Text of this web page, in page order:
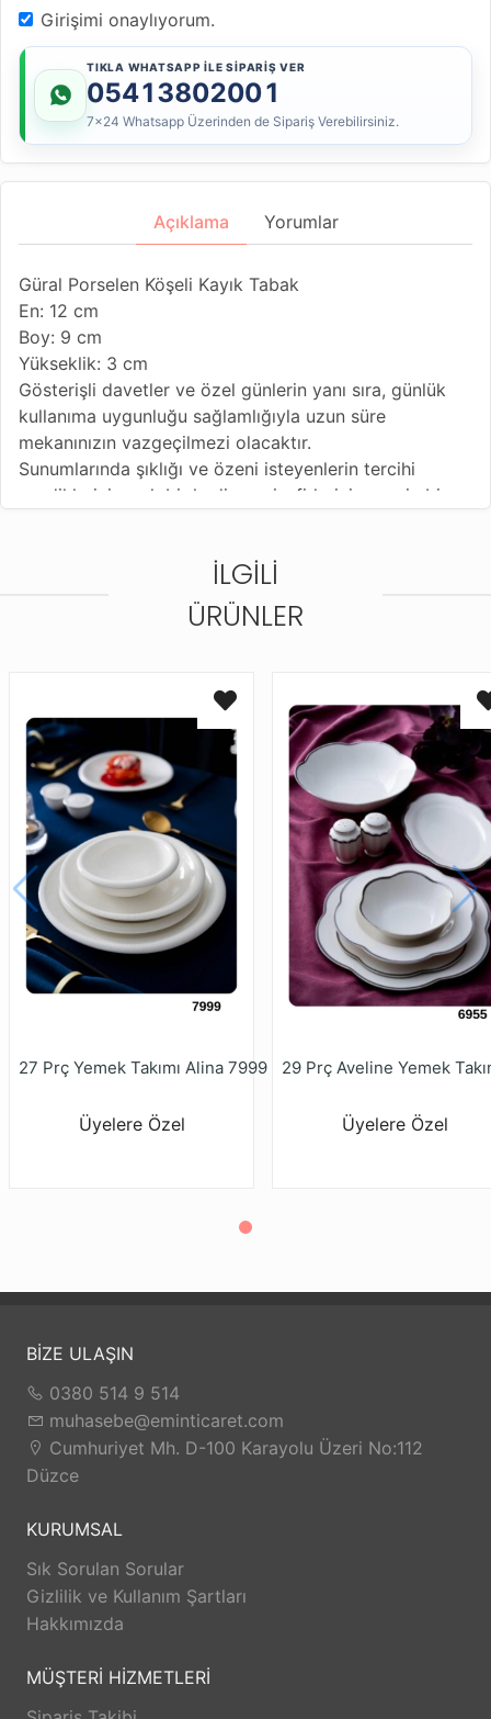
Girişimi onaylıyorum.
TIKLA WHATSAPP İLE SİPARİŞ VER
05413802001
7x24 Whatsapp Üzerinden de Sipariş Verebilirsiniz.
Açıklama Yorumlar
Güral Porselen Köşeli Kayık Tabak
En: 12 cm
Boy: 9 cm
Yükseklik: 3 cm
Gösterişli davetler ve özel günlerin yanı sıra, günlük
kullanıma uygunluğu sağlamlığıyla uzun süre
mekanınızın vazgeçilmezi olacaktır.
Sunumlarında şıklığı ve özeni isteyenlerin tercihi
sevdiklerinize şık bir hediye, misafirlerinize eşsiz bir
zarafeti temsil ettiğinizi gösterecektir.
İLGILI
ÜRÜNLER
27 Prç Yemek Takımı Alina 7999
Üyelere Özel Üyelere Özel
BİZE ULAŞIN
0380 514 9 514
muhasebe@eminticaret.com
Cumhuriyet Mh. D-100 Karayolu Üzeri No:112
Düzce
KURUMSAL
Sık Sorulan Sorular
Gizlilik ve Kullanım Şartları
Hakkımızda
MÜŞTERİ HİZMETLERİ